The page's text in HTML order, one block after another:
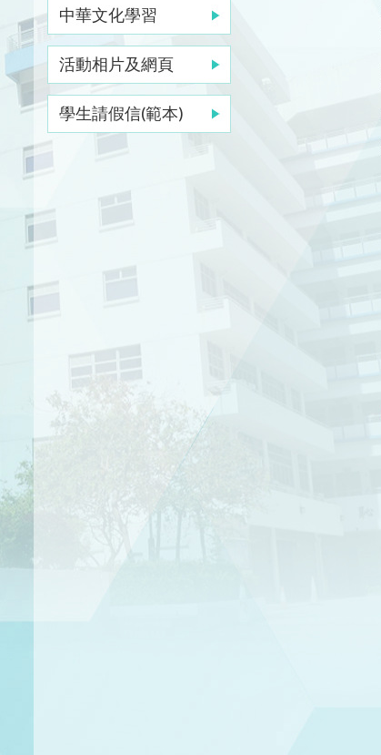
中華文化學習
活動相片及網頁
學生請假信(範本)